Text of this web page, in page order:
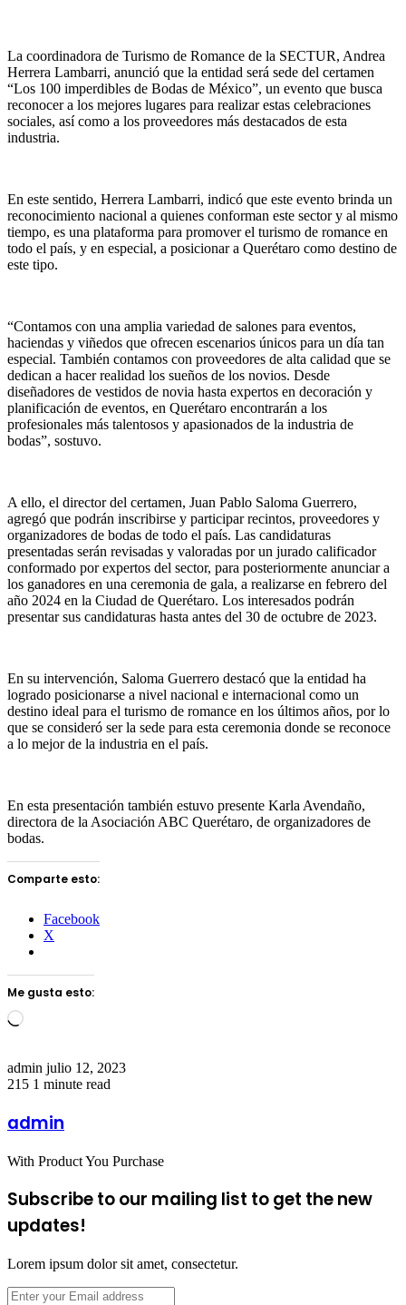
La coordinadora de Turismo de Romance de la SECTUR, Andrea
Herrera Lambarri, anunció que la entidad será sede del certamen
“Los 100 imperdibles de Bodas de México”, un evento que busca
reconocer a los mejores lugares para realizar estas celebraciones
sociales, así como a los proveedores más destacados de esta
industria.
En este sentido, Herrera Lambarri, indicó que este evento brinda un
reconocimiento nacional a quienes conforman este sector y al mismo
tiempo, es una plataforma para promover el turismo de romance en
todo el país, y en especial, a posicionar a Querétaro como destino de
este tipo.
“Contamos con una amplia variedad de salones para eventos,
haciendas y viñedos que ofrecen escenarios únicos para un día tan
especial. También contamos con proveedores de alta calidad que se
dedican a hacer realidad los sueños de los novios. Desde
diseñadores de vestidos de novia hasta expertos en decoración y
planificación de eventos, en Querétaro encontrarán a los
profesionales más talentosos y apasionados de la industria de
bodas”, sostuvo.
A ello, el director del certamen, Juan Pablo Saloma Guerrero,
agregó que podrán inscribirse y participar recintos, proveedores y
organizadores de bodas de todo el país. Las candidaturas
presentadas serán revisadas y valoradas por un jurado calificador
conformado por expertos del sector, para posteriormente anunciar a
los ganadores en una ceremonia de gala, a realizarse en febrero del
año 2024 en la Ciudad de Querétaro. Los interesados podrán
presentar sus candidaturas hasta antes del 30 de octubre de 2023.
En su intervención, Saloma Guerrero destacó que la entidad ha
logrado posicionarse a nivel nacional e internacional como un
destino ideal para el turismo de romance en los últimos años, por lo
que se consideró ser la sede para esta ceremonia donde se reconoce
a lo mejor de la industria en el país.
En esta presentación también estuvo presente Karla Avendaño,
directora de la Asociación ABC Querétaro, de organizadores de
bodas.
Comparte esto:
Facebook
X
Me gusta esto:
Loading…
admin Send
an
julio 12, 2023
215 1 minute read
admin
With Product You Purchase
Subscribe to our mailing list to get the new
updates!
Lorem ipsum dolor sit amet, consectetur.
Enter